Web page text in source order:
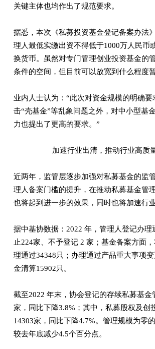
关键主体也均作出了规范要求。
据悉，本次《私募投资基金登记备案办法
理人最低实缴出资不得低于1000万人民币
换货币。虽然对专门管理创业投资基金的
条件的空间，但目前可以放宽到什么程度
业内人士认为：“此次对资金规模的明确
击“壳基金”等乱象问题之外，对中小型基
力也提出了更高的要求。”
加速行业出清，推动行业高质
近两年，监管层逐步加强对私募基金的监
理人备案门槛的提升，在推动私募基金管
也将起到进一步的效果，同时也将加速行
据中基协数据：2022 年，管理人登记办理
止224家、不予登记 2 家；基金备案方面
理通过34348只；办理通过产品重大事项
金清算15902只。
截至2022 年末，协会登记的存续私募基金
家，同比下降3.8%；其中，私募股权及创
14303家，同比下降4.7%。管理规模为零
较去年底减少4.5个百分点。